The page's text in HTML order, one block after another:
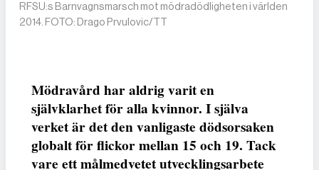
RFSU:s Barnvagnsmarsch mot mödradödligheten i världen
2014. FOTO: Drago Prvulovic/TT
Mödravård har aldrig varit en
självklarhet för alla kvinnor. I själva
verket är det den vanligaste dödsorsaken
globalt för flickor mellan 15 och 19. Tack
vare ett målmedvetet utvecklingsarbete